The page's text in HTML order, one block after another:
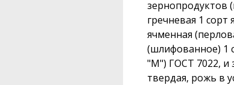
зернопро­дуктов
гречневая 1
ячмен­ная
(шлифованное) 1
"М") ГОСТ 7022, и
твердая, рожь в